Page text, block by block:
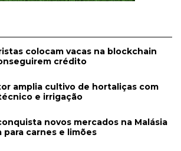
colocam vacas na blockchain
crédito
amplia cultivo de hortaliças com
e irrigação
novos mercados na Malásia
para carnes e limões